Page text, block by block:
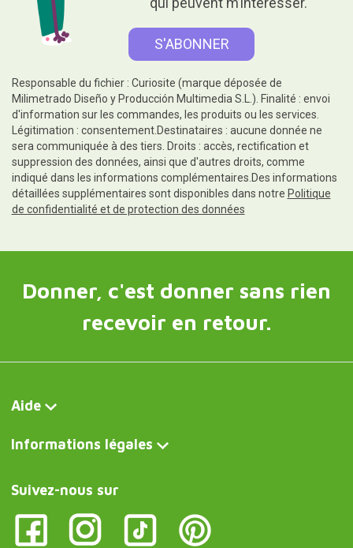
Responsable du fichier : Curiosite (marque déposée de
Milimetrado Diseño y Producción Multimedia S.L.). Finalité : envoi
d'information sur les commandes, les produits ou les services.
Légitimation : consentement.Destinataires : aucune donnée ne
sera communiquée à des tiers. Droits : accès, rectification et
suppression des données, ainsi que d'autres droits, comme
indiqué dans les informations complémentaires.Des informations
détaillées supplémentaires sont disponibles dans notre Politique
de confidentialité et de protection des données
Donner, c'est donner sans rien
recevoir en retour.
Aide
Informations légales
Suivez-nous sur